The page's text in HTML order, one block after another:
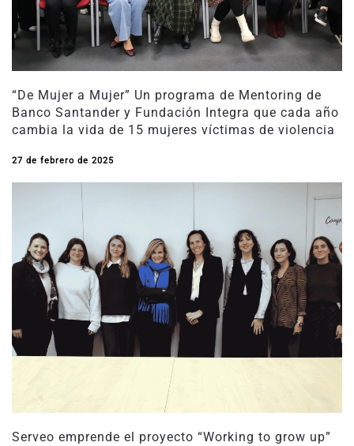
“De Mujer a Mujer” Un programa de Mentoring de
Banco Santander y Fundación Integra que cada año
cambia la vida de 15 mujeres víctimas de violencia
27 de febrero de 2025
Serveo emprende el proyecto “Working to grow up”